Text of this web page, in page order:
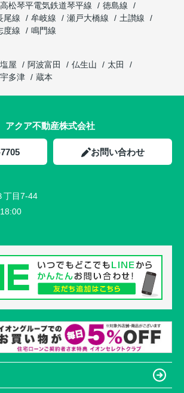
高松琴平電気鉄道琴平線
徳島線
尾線
牟岐線 瀬戸大橋線
土讃線
度線
鳴門線
屋 阿波富田 仏生山
太田
宇多津 蔵本
アクア不動産株式会社
お問い合わせ
丁目7-44